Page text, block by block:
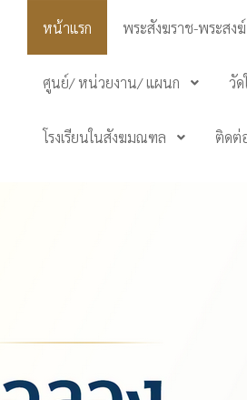
หน้าแรก พระสังฆราช-พระสงฆ์
ศูนย์/ หน่วยงาน/ แผนก วั
โรงเรียนในสังฆมณฑล ติดต่